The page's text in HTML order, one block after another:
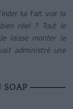
lui fait voir la
réel ? Tout le
laisse monter le
administré une
SOAP